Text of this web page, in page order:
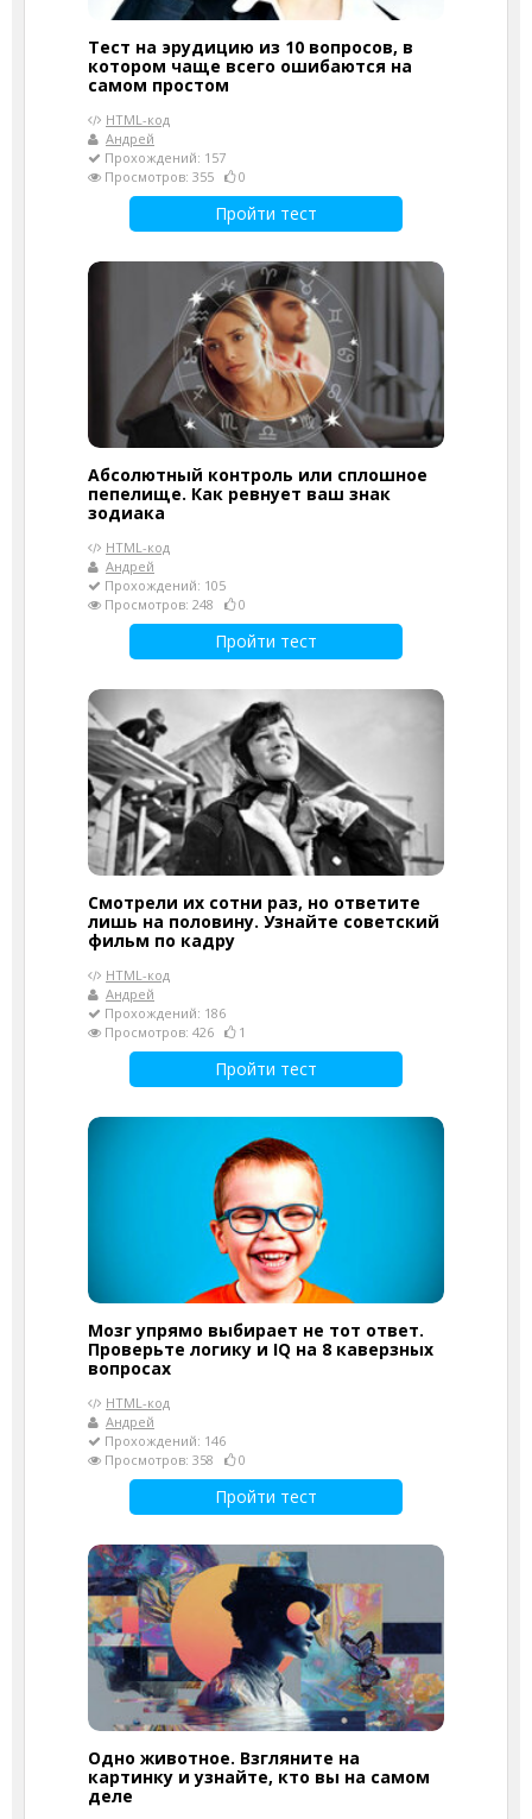
Тест на эрудицию из 10 вопросов, в
котором чаще всего ошибаются на
самом простом
HTML-код
Андрей
Прохождений: 157
Просмотров: 355
0
Пройти тест
Абсолютный контроль или сплошное
пепелище. Как ревнует ваш знак
зодиака
HTML-код
Андрей
Прохождений: 105
Просмотров: 248
0
Пройти тест
Смотрели их сотни раз, но ответите
лишь на половину. Узнайте советский
фильм по кадру
HTML-код
Андрей
Прохождений: 186
Просмотров: 426
1
Пройти тест
Мозг упрямо выбирает не тот ответ.
Проверьте логику и IQ на 8 каверзных
вопросах
HTML-код
Андрей
Прохождений: 146
Просмотров: 358
0
Пройти тест
Одно животное. Взгляните на
картинку и узнайте, кто вы на самом
деле